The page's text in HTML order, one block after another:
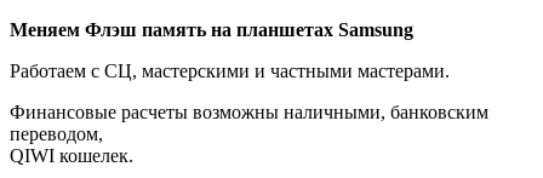
Меняем Флэш память на планшетах Samsung
Работаем с СЦ, мастерскими и частными мастерами.
Финансовые расчеты возможны наличными, банковским
переводом,
QIWI кошелек.